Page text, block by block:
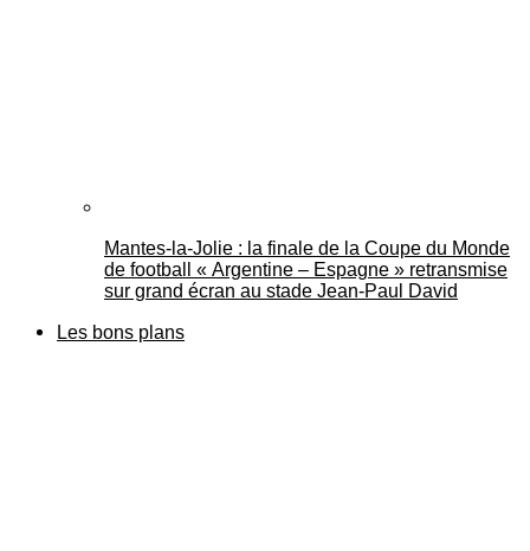
Mantes-la-Jolie : la finale de la Coupe du Monde
de football « Argentine – Espagne » retransmise
sur grand écran au stade Jean-Paul David
Les bons plans